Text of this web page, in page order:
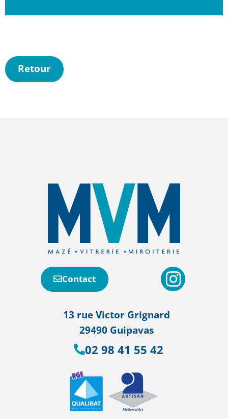
Retour
Contact
13 rue Victor Grignard
29490 Guipavas
02 98 41 55 42